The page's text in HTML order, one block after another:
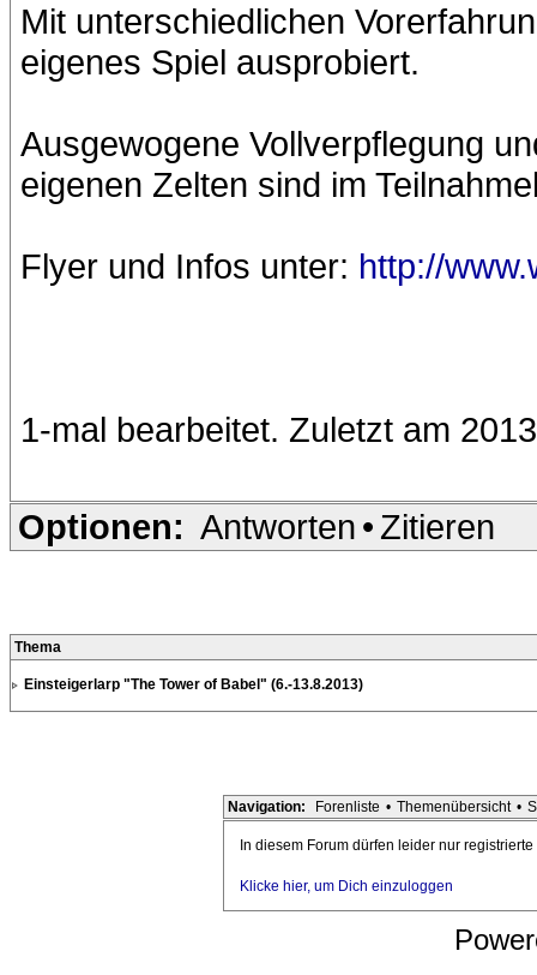
Mit unterschiedlichen
eigenes Spiel ausprobiert.
Ausgewogene Vollverpflegung
eigenen Zelten sind im
Flyer und Infos unter: http://
1-mal bearbeitet. Zuletzt am
Optionen: Antworten • Zitieren
Thema
Einsteigerlarp "The Tower of Babel" (6.-13.8.2013)
Navigation: Forenliste • Themenübersicht •
In diesem Forum dürfen leider nur
Klicke hier, um Dich einzuloggen